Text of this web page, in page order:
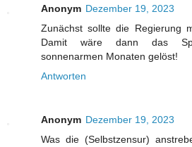
Anonym Dezember 19, 2023
Zunächst sollte die Regierung
Damit wäre dann das
sonnenarmen Monaten gelöst!
Antworten
Anonym Dezember 19, 2023
Was die (Selbstzensur)